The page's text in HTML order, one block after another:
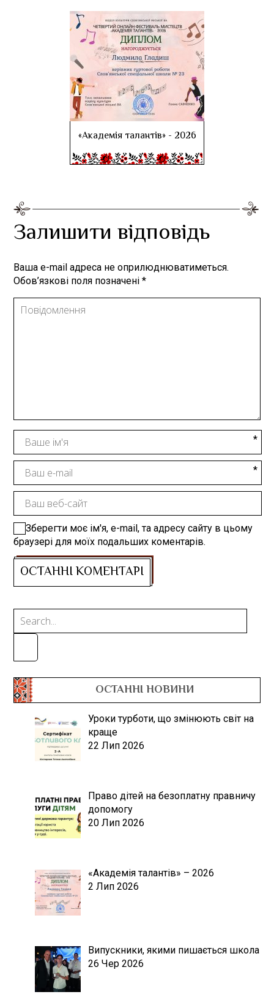
«Академія талантів» - 2026
Залишити відповідь
Ваша e-mail адреса не оприлюднюватиметься.
Обов’язкові поля позначені*
Зберегти моє ім'я, e-mail, та адресу сайту в цьому
браузері для моїх подальших коментарів.
ОСТАННІ НОВИНИ
Уроки турботи, що змінюють світ на
краще
22 Лип 2026
Право дітей на безоплатну правничу
допомогу
20 Лип 2026
«Академія талантів» – 2026
2 Лип 2026
Випускники, якими пишається школа
26 Чер 2026